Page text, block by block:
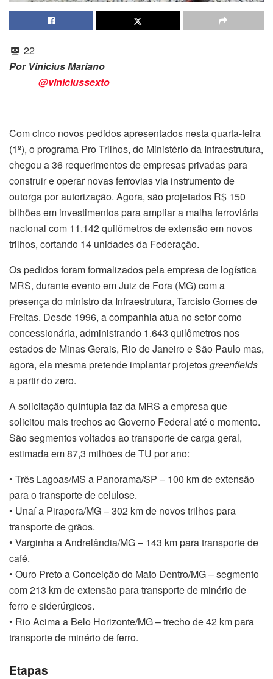
22
Por Vinicius Mariano
@viniciussexto
Com cinco novos pedidos apresentados nesta quarta-feira
(1º), o programa Pro Trilhos, do Ministério da Infraestrutura,
chegou a 36 requerimentos de empresas privadas para
construir e operar novas ferrovias via instrumento de
outorga por autorização. Agora, são projetados R$ 150
bilhões em investimentos para ampliar a malha ferroviária
nacional com 11.142 quilômetros de extensão em novos
trilhos, cortando 14 unidades da Federação.
Os pedidos foram formalizados pela empresa de logística
MRS, durante evento em Juiz de Fora (MG) com a
presença do ministro da Infraestrutura, Tarcísio Gomes de
Freitas. Desde 1996, a companhia atua no setor como
concessionária, administrando 1.643 quilômetros nos
estados de Minas Gerais, Rio de Janeiro e São Paulo mas,
agora, ela mesma pretende implantar projetosgreenfields
a partir do zero.
A solicitação quíntupla faz da MRS a empresa que
solicitou mais trechos ao Governo Federal até o momento.
São segmentos voltados ao transporte de carga geral,
estimada em 87,3 milhões de TU por ano:
• Três Lagoas/MS a Panorama/SP – 100 km de extensão
para o transporte de celulose.
• Unaí a Pirapora/MG – 302 km de novos trilhos para
transporte de grãos.
• Varginha a Andrelândia/MG – 143 km para transporte de
café.
• Ouro Preto a Conceição do Mato Dentro/MG – segmento
com 213 km de extensão para transporte de minério de
ferro e siderúrgicos.
• Rio Acima a Belo Horizonte/MG – trecho de 42 km para
transporte de minério de ferro.
Etapas